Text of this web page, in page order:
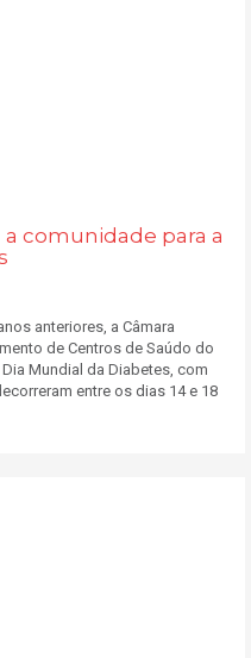
comunidade para a
anteriores, a Câmara
de Centros de Saúdo do
Mundial da Diabetes, com
entre os dias 14 e 18